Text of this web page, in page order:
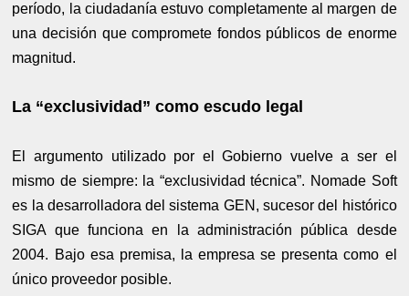
período, la ciudadanía estuvo completamente al margen de
una decisión que compromete fondos públicos de enorme
magnitud.
La “exclusividad” como escudo legal
El argumento utilizado por el Gobierno vuelve a ser el
mismo de siempre: la “exclusividad técnica”. Nomade Soft
es la desarrolladora del sistema GEN, sucesor del histórico
SIGA que funciona en la administración pública desde
2004. Bajo esa premisa, la empresa se presenta como el
único proveedor posible.